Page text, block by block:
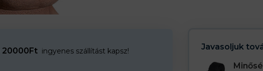
20000Ft ingyenes szállítást kapsz! Javasoljuk